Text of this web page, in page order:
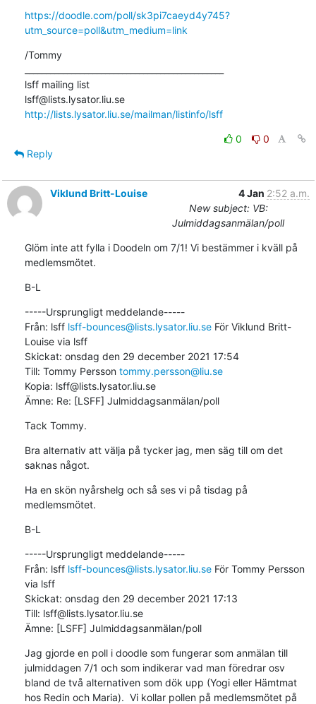
https://doodle.com/poll/sk3pi7caeyd4y745?
utm_source=poll&utm_medium=link
/Tommy
lsff mailing list
lsff@lists.lysator.liu.se
http://lists.lysator.liu.se/mailman/listinfo/lsff
0
0
Reply
Viklund Britt-Louise 4 Jan 2:52 a.m.
New subject: VB:
Julmiddagsanmälan/poll
Glöm inte att fylla i Doodeln om 7/1! Vi bestämmer i kväll på
medlemsmötet.
B-L
-----Ursprungligt meddelande-----
Från: lsff lsff-bounces@lists.lysator.liu.se För Viklund Britt-
Louise via lsff
Skickat: onsdag den 29 december 2021 17:54
Till: Tommy Persson tommy.persson@liu.se
Kopia: lsff@lists.lysator.liu.se
Ämne: Re: [LSFF] Julmiddagsanmälan/poll
Tack Tommy.
Bra alternativ att välja på tycker jag, men säg till om det
saknas något.
Ha en skön nyårshelg och så ses vi på tisdag på
medlemsmötet.
B-L
-----Ursprungligt meddelande-----
Från: lsff lsff-bounces@lists.lysator.liu.se För Tommy Persson
via lsff
Skickat: onsdag den 29 december 2021 17:13
Till: lsff@lists.lysator.liu.se
Ämne: [LSFF] Julmiddagsanmälan/poll
Jag gjorde en poll i doodle som fungerar som anmälan till
julmiddagen 7/1 och som indikerar vad man föredrar osv
bland de två alternativen som dök upp (Yogi eller Hämtmat
hos Redin och Maria).  Vi kollar pollen på medlemsmötet på